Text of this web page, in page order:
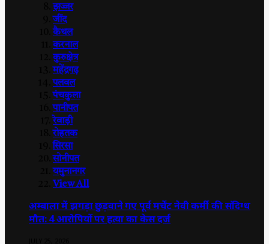
झज्जर
जींद
कैथल
करनाल
कुरुक्षेत्र
महेंद्रगढ़
पलवल
पंचकुला
पानीपत
रेवाड़ी
रोहतक
सिरसा
सोनीपत
यमुनानगर
View All
अम्बाला में झगड़ा छुड़वाने गए पूर्व मर्चेंट नेवी कर्मी की संदिग्ध
मौत: 4 आरोपियों पर हत्या का केस दर्ज